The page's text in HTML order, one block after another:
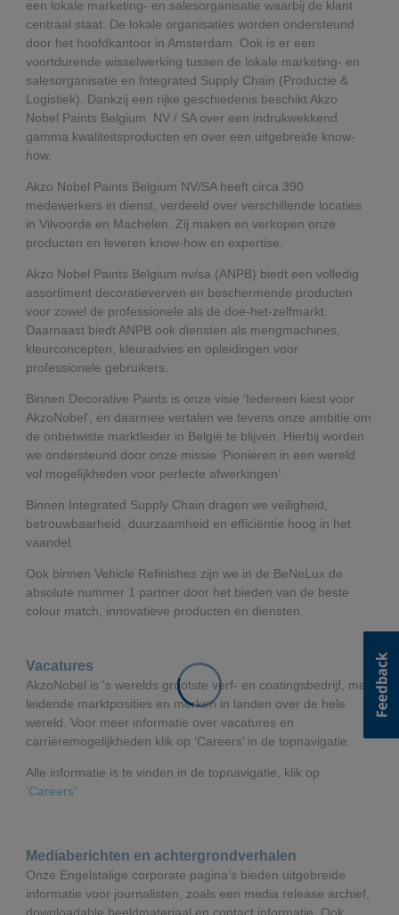
een lokale marketing- en salesorganisatie waarbij de klant
centraal staat. De lokale organisaties worden ondersteund
door het hoofdkantoor in Amsterdam. Ook is er een
voortdurende wisselwerking tussen de lokale marketing- en
salesorganisatie en Integrated Supply Chain (Productie &
Logistiek). Dankzij een rijke geschiedenis beschikt Akzo
Nobel Paints Belgium NV / SA over een indrukwekkend
gamma kwaliteitsproducten en over een uitgebreide know-
how.
Akzo Nobel Paints Belgium NV/SA heeft circa 390
medewerkers in dienst, verdeeld over verschillende locaties
in Vilvoorde en Machelen. Zij maken en verkopen onze
producten en leveren know-how en expertise.
Akzo Nobel Paints Belgium nv/sa (ANPB) biedt een volledig
assortiment decoratieverven en beschermende producten
voor zowel de professionele als de doe-het-zelfmarkt.
Daarnaast biedt ANPB ook diensten als mengmachines,
kleurconcepten, kleuradvies en opleidingen voor
professionele gebruikers.
Binnen Decorative Paints is onze visie ‘Iedereen kiest voor
AkzoNobel’, en daarmee vertalen we tevens onze ambitie om
de onbetwiste marktleider in België te blijven. Hierbij worden
we ondersteund door onze missie ‘Pionieren in een wereld
vol mogelijkheden voor perfecte afwerkingen’.
Binnen Integrated Supply Chain dragen we veiligheid,
betrouwbaarheid, duurzaamheid en efficiëntie hoog in het
vaandel.
Ook binnen Vehicle Refinishes zijn we in de BeNeLux de
absolute nummer 1 partner door het bieden van de beste
colour match, innovatieve producten en diensten.
Vacatures
AkzoNobel is 's werelds grootste verf- en coatingsbedrijf, met
leidende marktposities en merken in landen over de hele
wereld. Voor meer informatie over vacatures en
carrièremogelijkheden klik op ‘Careers’ in de topnavigatie.
Alle informatie is te vinden in de topnavigatie, klik op
‘Careers’
Mediaberichten en achtergrondverhalen
Onze Engelstalige corporate pagina’s bieden uitgebreide
informatie voor journalisten, zoals een media release archief,